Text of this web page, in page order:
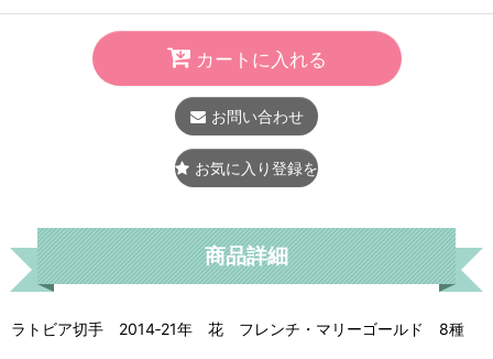
カートに入れる
お問い合わせ
お気に入り登録をする
商品詳細
ラトビア切手 2014‐21年 花 フレンチ・マリーゴールド 8種